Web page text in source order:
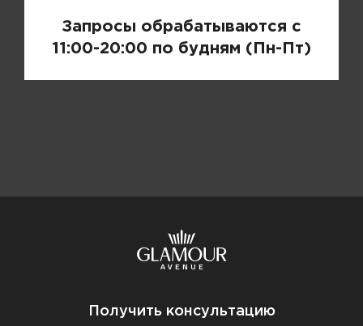
Запросы обрабатываются с
11:00-20:00 по будням (Пн-Пт)
Получить консультацию